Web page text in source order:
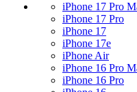
iPhone 17 Pro
iPhone 17 Pro
iPhone 17
iPhone 17e
iPhone Air
iPhone 16 Pro
iPhone 16 Pro